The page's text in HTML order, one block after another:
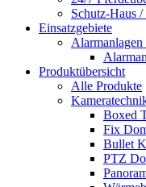
Schutz-Haus
Einsatzgebiete
Produktübersicht
Alle Produkte
Boxed
Fix
Bullet
PTZ